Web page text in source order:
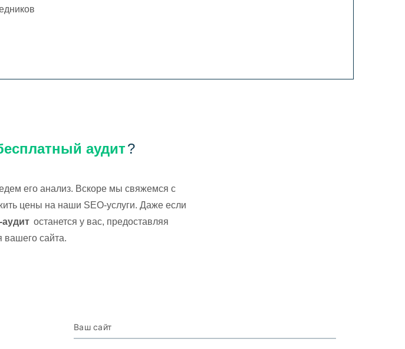
аудит?
его анализ. Вскоре мы свяжемся с
цены на наши SEO-услуги. Даже если
останется у вас, предоставляя
сайта.
Ваш сайт